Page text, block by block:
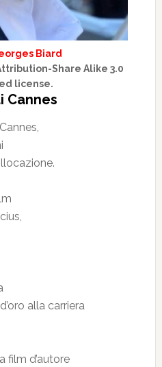
Biard
Share Alike 3.0
license.
Cannes
alla carriera
film d’autore